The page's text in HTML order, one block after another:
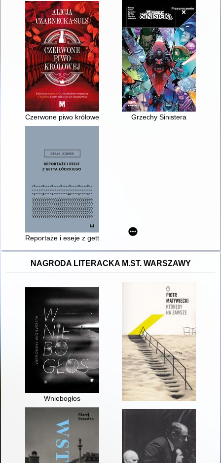
Czerwone piwo królowej Grzechy Sinistera
Reportaże i eseje z getta łódzkiego
NAGRODA LITERACKA M.ST. WARSZAWY
Wniebogłos